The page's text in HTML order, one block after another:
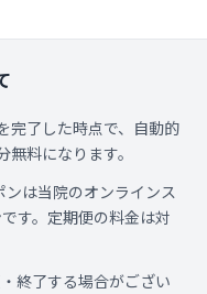
完了した時点で、自動的
料になります。
は当院のオンラインス
す。定期便の料金は対
終了する場合がござい